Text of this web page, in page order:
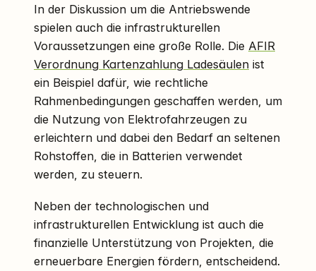
In der Diskussion um die Antriebswende
spielen auch die infrastrukturellen
Voraussetzungen eine große Rolle. Die AFIR
Verordnung Kartenzahlung Ladesäulen ist
ein Beispiel dafür, wie rechtliche
Rahmenbedingungen geschaffen werden, um
die Nutzung von Elektrofahrzeugen zu
erleichtern und dabei den Bedarf an seltenen
Rohstoffen, die in Batterien verwendet
werden, zu steuern.
Neben der technologischen und
infrastrukturellen Entwicklung ist auch die
finanzielle Unterstützung von Projekten, die
erneuerbare Energien fördern, entscheidend.